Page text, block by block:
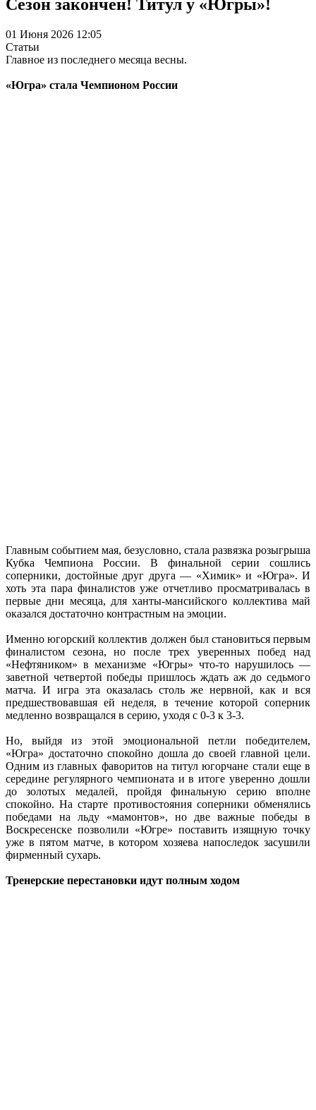
Сезон закончен! Титул у «Югры»!
01 Июня 2026 12:05
Статьи
Главное из последнего месяца весны.
«Югра» стала Чемпионом России
Главным событием мая, безусловно, стала развязка розыгрыша
Кубка Чемпиона России. В финальной серии сошлись
соперники, достойные друг друга — «Химик» и «Югра». И
хоть эта пара финалистов уже отчетливо просматривалась в
первые дни месяца, для ханты-мансийского коллектива май
оказался достаточно контрастным на эмоции.
Именно югорский коллектив должен был становиться первым
финалистом сезона, но после трех уверенных побед над
«Нефтяником» в механизме «Югры» что-то нарушилось —
заветной четвертой победы пришлось ждать аж до седьмого
матча. И игра эта оказалась столь же нервной, как и вся
предшествовавшая ей неделя, в течение которой соперник
медленно возвращался в серию, уходя с 0-3 к 3-3.
Но, выйдя из этой эмоциональной петли победителем,
«Югра» достаточно спокойно дошла до своей главной цели.
Одним из главных фаворитов на титул югорчане стали еще в
середине регулярного чемпионата и в итоге уверенно дошли
до золотых медалей, пройдя финальную серию вполне
спокойно. На старте противостояния соперники обменялись
победами на льду «мамонтов», но две важные победы в
Воскресенске позволили «Югре» поставить изящную точку
уже в пятом матче, в котором хозяева напоследок засушили
фирменный сухарь.
Тренерские перестановки идут полным ходом